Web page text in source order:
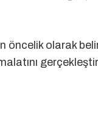
olarak